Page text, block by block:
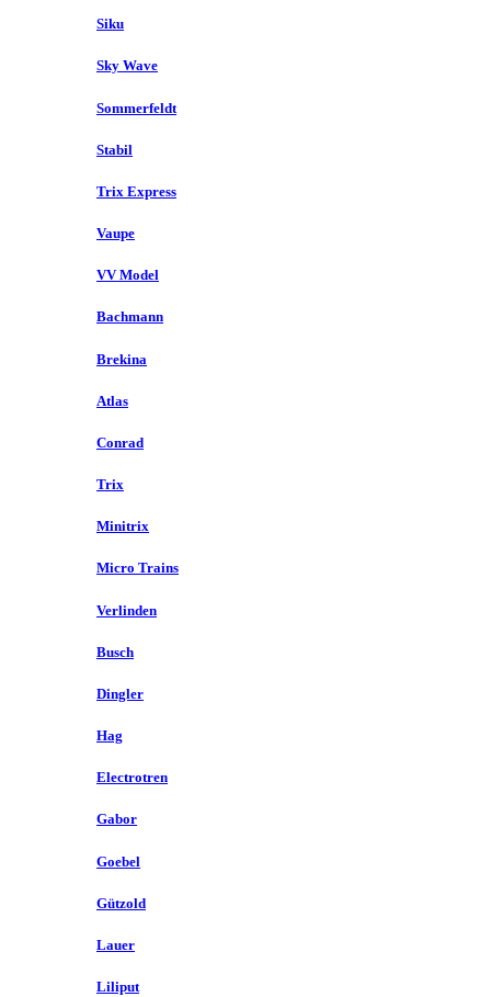
Siku
Sky Wave
Sommerfeldt
Stabil
Trix Express
Vaupe
VV Model
Bachmann
Brekina
Atlas
Conrad
Trix
Minitrix
Micro Trains
Verlinden
Busch
Dingler
Hag
Electrotren
Gabor
Goebel
Gützold
Lauer
Liliput